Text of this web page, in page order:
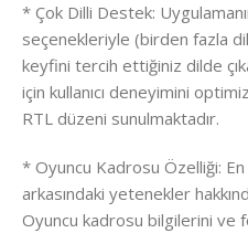
* Çok Dilli Destek:
seçenekleriyle (birden fazla
keyfini tercih ettiğiniz dilde
için kullanıcı deneyimini
RTL düzeni sunulmaktadır.
* Oyuncu Kadrosu Özelliği:
arkasındaki yetenekler
Oyuncu kadrosu bilgilerini ve